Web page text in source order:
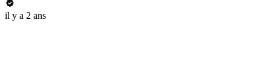
il y a 2 ans